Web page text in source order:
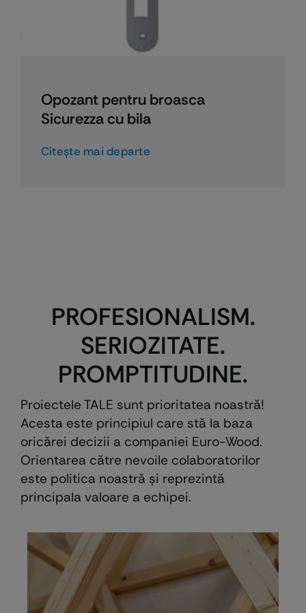
Opozant pentru broasca
Sicurezza cu bila
Citeşte mai departe
PROFESIONALISM.
SERIOZITATE.
PROMPTITUDINE.
Proiectele TALE sunt prioritatea noastră!
Acesta este principiul care stă la baza
oricărei decizii a companiei Euro-Wood.
Orientarea către nevoile colaboratorilor
este politica noastră şi reprezintă
principala valoare a echipei.